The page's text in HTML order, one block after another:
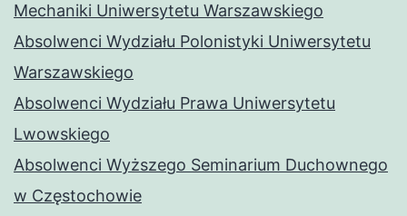
Mechaniki Uniwersytetu Warszawskiego
Absolwenci Wydziału Polonistyki Uniwersytetu
Warszawskiego
Absolwenci Wydziału Prawa Uniwersytetu
Lwowskiego
Absolwenci Wyższego Seminarium Duchownego
w Częstochowie